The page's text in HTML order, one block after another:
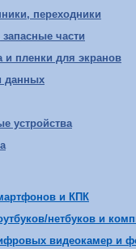
переходники
части
и пленки для экранов
данных
устройства
и КПК
нетбуков и
видеокамер и